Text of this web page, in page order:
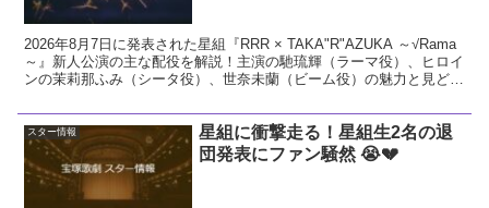
2026年8月7日に発表された星組『RRR × TAKA"R"AZUKA ～√Rama
～』新人公演の主な配役を解説！主演の馳琉輝（ラーマ役）、ヒロイ
ンの茉莉那ふみ（シータ役）、世奈未蘭（ビーム役）の魅力と見どこ
スター情報
星組に衝撃走る！星組生2名の退
団発表にファン騒然 😭💔